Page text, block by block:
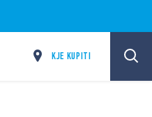
KJE KUPITI